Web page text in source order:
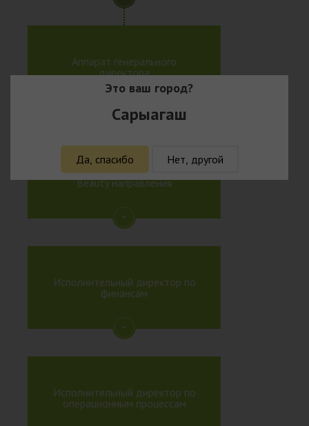
Аппарат генерального
директора
Исполнительный директор
Beauty направления
Исполнительный директор по
финансам
Исполнительный директор по
операционным процессам
Это ваш город?
Сарыагаш
Да, спасибо Нет, другой